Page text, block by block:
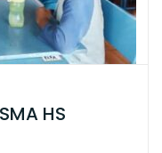
HS